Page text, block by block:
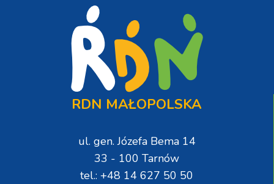
RDN MAŁOPOLSKA
ul. gen. Józefa Bema 14
33 - 100 Tarnów
tel.: +48 14 627 50 50